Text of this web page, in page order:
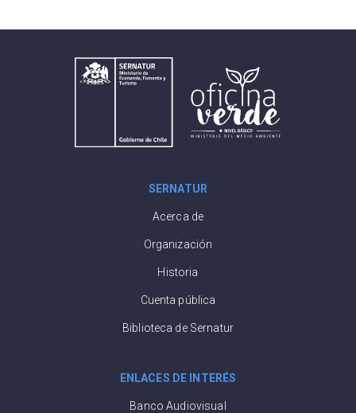
SERNATUR
Acerca de
Organización
Historia
Cuenta pública
Biblioteca de Sernatur
ENLACES DE INTERÉS
Banco Audiovisual